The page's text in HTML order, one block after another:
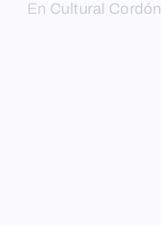
En Cultural Cordón